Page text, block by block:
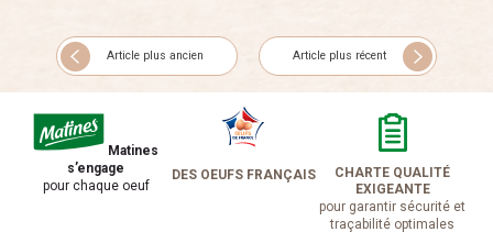
Article plus ancien Article plus récent
Matines
s’engage
pour chaque oeuf
DES OEUFS FRANÇAIS
CHARTE QUALITÉ
EXIGEANTE
pour garantir sécurité et
traçabilité optimales